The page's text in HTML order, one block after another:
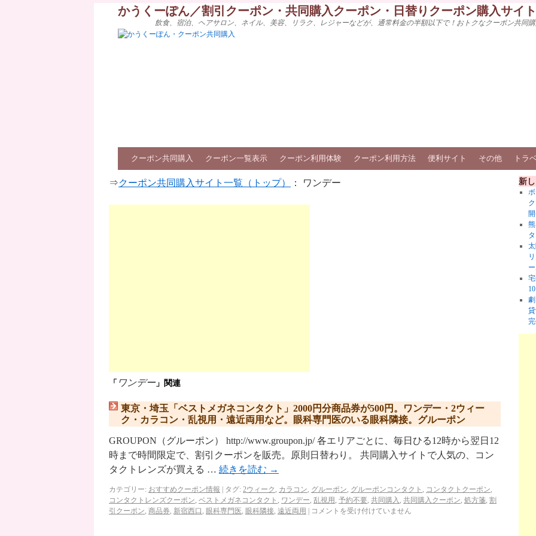
かうくーぽん／割引クーポン・共同購入クーポン・日替りクーポン購入サイ
飲食、宿泊、ヘアサロン、ネイル、美容、リラク、レジャーなどが、通常料金の半額以下で！おトクなクーポン共同
クーポン共同購入 クーポン一覧表示 クーポン利用体験 クーポン利用方法 便利サイト その他 トラ
⇒クーポン共同購入サイト一覧（トップ） ： ワンデー
「 ワンデー」関連
東京・埼玉「ベストメガネコンタクト」2000円分商品券が500円。ワンデー・2ウィー
ク・カラコン・乱視用・遠近両用など。眼科専門医のいる眼科隣接。グルーポン
GROUPON（グルーポン） http://www.groupon.jp/ 各エリアごとに、毎日ひる12時から翌日12
時まで時間限定で、割引クーポンを販売。原則日替わり。 共同購入サイトで人気の、コン
タクトレンズが買える … 続きを読む →
カテゴリー: おすすめクーポン情報 タグ: 2ウィーク , カラコン, グルーポン, グルーポンコンタクト , コンタクトクーポン,
コンタクトレンズクーポン, ベストメガネコンタクト , ワンデー, 乱視用 , 予約不要, 共同購入 , 共同購入クーポン, 処方箋, 割
引クーポン, 商品券, 新宿西口 , 眼科専門医, 眼科隣接, 遠近両用 コメントを受け付けていません
新